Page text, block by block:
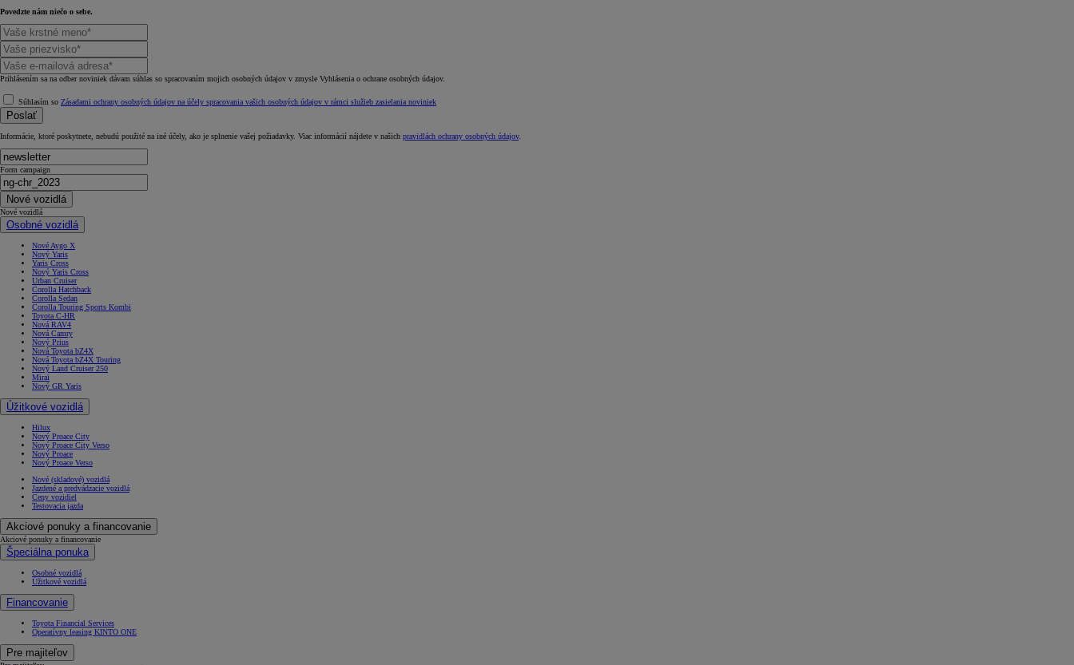
Od16 690 €
vr. zvýhodnenia1 000 €
a bonusu za výkup
Povedzte nám niečo o sebe.
Prihlásením sa na odber noviniek dávam súhlas so spracovaním mojich osobných údajov v zmysle Vyhlásenia o ochrane osobných údajov.
Súhlasím so Zásadami ochrany osobných údajov na účely spracovania vašich osobných údajov v rámci služieb zasielania noviniek
Poslať
Informácie, ktoré poskytnete, nebudú použité na iné účely, ako je splnenie vašej požiadavky. Viac informácií nájdete v našich pravidlách ochrany osobných údajov.
Form campaign
Nové vozidlá
Nové vozidlá
Osobné vozidlá
Nové Aygo X
Nový Yaris
Yaris Cross
Nový Yaris Cross
Urban Cruiser
Corolla Hatchback
Corolla Sedan
Corolla Touring Sports Kombi
Toyota C-HR
Nová RAV4
Nová Camry
Nový Prius
Nová Toyota bZ4X
Nová Toyota bZ4X Touring
Nový Land Cruiser 250
Mirai
Nový GR Yaris
Úžitkové vozidlá
Hilux
Nový Proace City
Nový Proace City Verso
Nový Proace
Nový Proace Verso
Nové (skladové) vozidlá
Jazdené a predvádzacie vozidlá
Ceny vozidiel
Testovacia jazda
Akciové ponuky a financovanie
Akciové ponuky a financovanie
Špeciálna ponuka
Osobné vozidlá
Úžitkové vozidlá
Financovanie
Toyota Financial Services
Operatívny leasing KINTO ONE
Pre majiteľov